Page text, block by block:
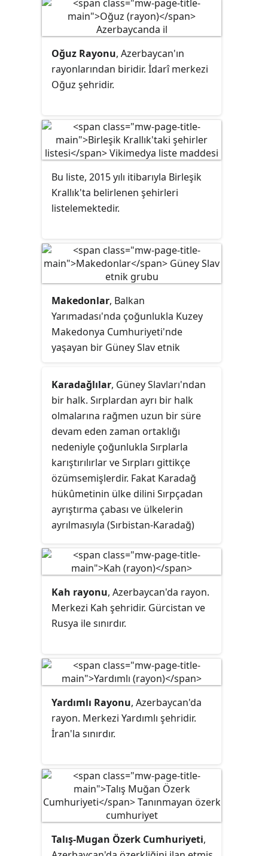
kadar Ermeni'nin yaşadığı iddia
edilmektedir. Ancak sağlıklı
istatistikler yoktur. Ermenilerin
diasporada en yoğun olduğu
ülkeler Rusya, ABD ve Fransa'dır.
Oğuz Rayonu, Azerbaycan'ın
rayonlarından biridir. İdarî merkezi
Oğuz şehridir.
Bu liste, 2015 yılı itibarıyla Birleşik
Krallık'ta belirlenen şehirleri
listelemektedir.
Makedonlar, Balkan
Yarımadası'nda çoğunlukla Kuzey
Makedonya Cumhuriyeti'nde
yaşayan bir Güney Slav etnik
Makedoncayı konuşurlar. Makedon
etnik unsurunun yaklaşık üçte ikisi
Kuzey Makedonya Cumhuriyeti'nde
yaşar. Ancak diğer ülkelerde bir dizi
topluluklar da vardır.
Karadağlılar, Güney Slavları'ndan
bir halk. Sırplardan ayrı bir halk
olmalarına rağmen uzun bir süre
devam eden zaman ortaklığı
nedeniyle çoğunlukla Sırplarla
karıştırılırlar ve Sırpları gittikçe
özümsemişlerdir. Fakat Karadağ
hükûmetinin ülke dilini Sırpçadan
ayrıştırma çabası ve ülkelerin
ayrılmasıyla (Sırbistan-Karadağ)
politika izlenmektedir.
Kah rayonu, Azerbaycan'da rayon.
Merkezi Kah şehridir. Gürcistan ve
Rusya ile sınırdır.
Yardımlı Rayonu, Azerbaycan'da
rayon. Merkezi Yardımlı şehridir.
İran'la sınırdır.
Talış-Mugan Özerk Cumhuriyeti,